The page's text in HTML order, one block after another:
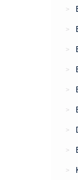
Ons Team
Nieuws
Contact
>
>
>
>
>
>
>
>
>